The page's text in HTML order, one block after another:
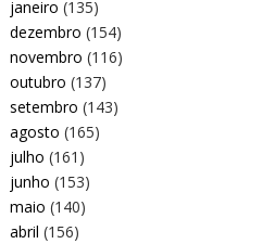
janeiro (135)
dezembro (154)
novembro (116)
outubro (137)
setembro (143)
agosto (165)
julho (161)
junho (153)
maio (140)
abril (156)